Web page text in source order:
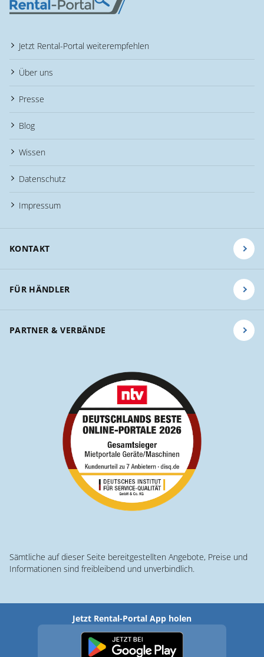
Jetzt Rental-Portal weiterempfehlen
Über uns
Presse
Blog
Wissen
Datenschutz
Impressum
KONTAKT
FÜR HÄNDLER
PARTNER & VERBÄNDE
Sämtliche auf dieser Seite bereitgestellten Angebote, Preise und
Informationen sind freibleibend und unverbindlich.
Jetzt Rental-Portal App holen